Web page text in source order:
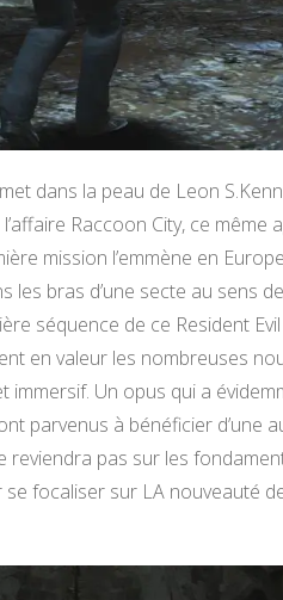
dans la peau de Leon
Raccoon City, ce même
mission l’emmène en
les bras d’une secte au sens
séquence de ce Resident
en valeur les nombreuses
immersif. Un opus qui a
parvenus à bénéficier d’une
reviendra pas sur les
se focaliser sur LA nouveauté